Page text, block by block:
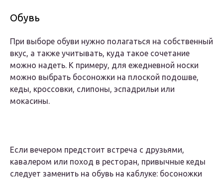
Обувь
При выборе обуви нужно полагаться на собственный
вкус, а также учитывать, куда такое сочетание
можно надеть. К примеру, для ежедневной носки
можно выбрать босоножки на плоской подошве,
кеды, кроссовки, слипоны, эспадрильи или
мокасины.
Если вечером предстоит встреча с друзьями,
кавалером или поход в ресторан, привычные кеды
следует заменить на обувь на каблуке: босоножки